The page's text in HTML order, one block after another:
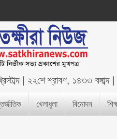
| ২২শে শ্রাবণ, ১৪৩৩ বঙ্গাব্দ|
খেলাধুলা বিনোদন